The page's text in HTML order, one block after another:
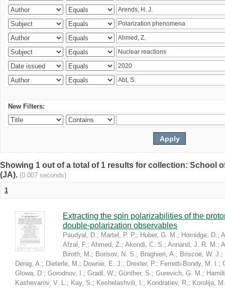
New Filters:
Showing 1 out of a total of 1 results for collection: School
(JA). (0.007 seconds)
1
Extracting the spin polarizabilities of the
double-polarization observables
Paudyal, D.; Martel, P. P.; Huber, G. M.; Hornidge, D.;
Afzal, F.; Ahmed, Z.; Akondi, C. S.; Annand, J. R. M.;
Biroth, M.; Borisov, N. S.; Braghieri, A.; Briscoe, W. J.;
Denig, A.; Dieterle, M.; Downie, E. J.; Drexler, P.; Ferretti-Bondy, M. I.;
Glowa, D.; Gorodnov, I.; Gradl, W.; Günther, S.; Gurevich, G. M.;
Kashevarov, V. L.; Kay, S.; Keshelashvili, I.; Kondratiev, R.; Korolija, M.